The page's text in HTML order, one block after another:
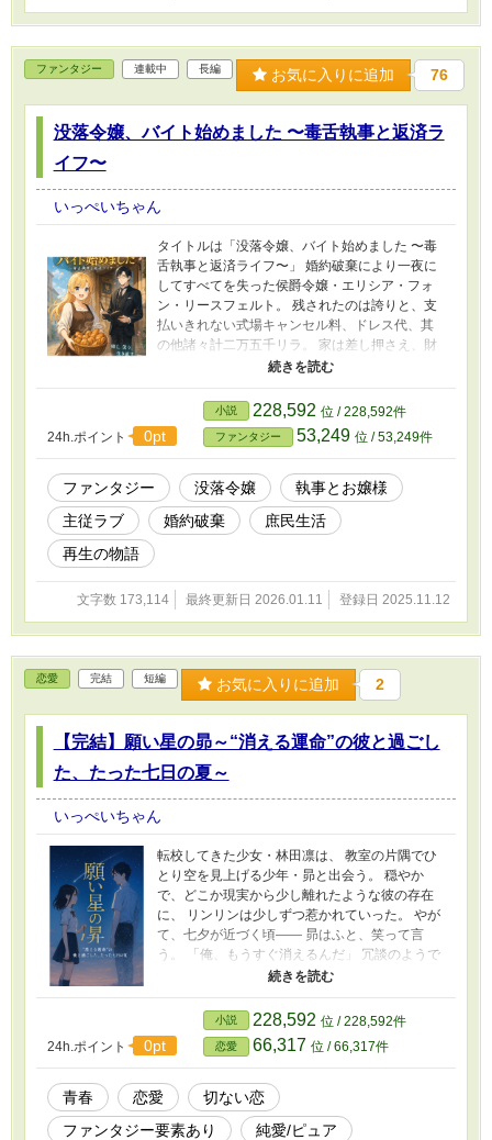
ファンタジー 連載中 長編 お気に入りに追加 76
没落令嬢、バイト始めました 〜毒舌執事と返済ラ
イフ〜
いっぺいちゃん
タイトルは「没落令嬢、バイト始めました 〜毒
舌執事と返済ライフ〜」 婚約破棄により一夜に
してすべてを失った侯爵令嬢・エリシア・フォ
ン・リースフェルト。 残されたのは誇りと、支
払いきれない式場キャンセル料、ドレス代、其
の他諸々計二万五千リラ。 家は差し押さえ、財
産もゼロ。 そんな彼女の傍に残ったのは、皮肉
屋で冷静すぎる執事――セシルだけだった。
「働くのよ、セシル！ 借金を返して、私の人
生を取り戻すの！」 「……お嬢様、まずは焦げ
たパンをどうにかしてください」 料理も家事も
世間知らずな令嬢と、口の悪い完璧執事。 身分
を失った主従が、パン屋・酒場・劇場……とバ
イトを転々としながら、借金返済と再起を目指
す日々が始まる。 ぶつかり合いながらも、次第
まる、二人の再生と恋の物語。 ※表紙のイラス
トは画像生成AIによって作られたものです。 ※
この作品は「小説家になろう」でも同時投稿し
24h.ポイント 0pt
小説 228,592 位 / 228,592件
ファンタジー 53,249 位 / 53,249件
ファンタジー 没落令嬢
執事とお嬢様
主従ラブ
婚約破棄
庶民生活
再生の物語
文字数 173,114 最終更新日 2026.01.11 登録日 2025.11.12
恋愛 完結 短編 お気に入りに追加 2
【完結】願い星の昴～“消える運命”の彼と過ごし
た、たった七日の夏～
いっぺいちゃん
転校してきた少女・林田凛は、 教室の片隅でひ
とり空を見上げる少年・昴と出会う。 穏やか
で、どこか現実から少し離れたような彼の存在
に、 リンリンは少しずつ惹かれていった。 やが
て、七夕が近づく頃―― 昴はふと、笑って言
う。 「俺、もうすぐ消えるんだ」 冗談のようで
いて、冗談ではない。 彼の言葉の意味を知るた
びに、 リンリンの世界は静かに変わり始める。
星が流れる夜、風が願いを運ぶ。 限られた夏の
中で紡がれる、 ひとりの少女と“消えゆく少
年”の物語。 たった七日間のきらめきが、永遠を
照らす――。
24h.ポイント 0pt
小説 228,592 位 / 228,592件
恋愛 66,317 位 / 66,317件
青春 恋愛
切ない恋
ファンタジー要素あり
純愛/ピュア